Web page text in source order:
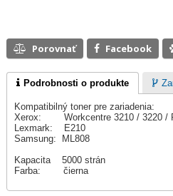
Porovnať Facebook
Podrobnosti o produkte
Kompatibilný toner pre zariadenia:
Xerox: Workcentre 3210 / 3220 /
Lexmark: E210
Samsung: ML808
Kapacita 5000 strán
Farba: čierna